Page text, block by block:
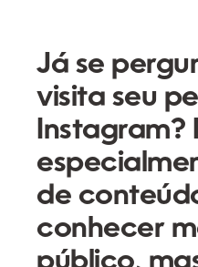
Já se
visita seu
Instagram?
de
conhecer